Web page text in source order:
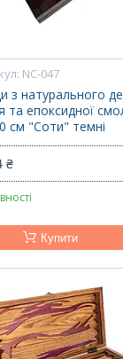
NC-047
з натурального
та епоксидної
см "Соти" темні
₴
Купити